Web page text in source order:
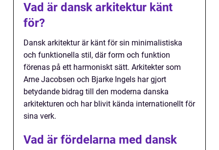
Vad är dansk arkitektur känt
för?
Dansk arkitektur är känt för sin minimalistiska
och funktionella stil, där form och funktion
förenas på ett harmoniskt sätt. Arkitekter som
Arne Jacobsen och Bjarke Ingels har gjort
betydande bidrag till den moderna danska
arkitekturen och har blivit kända internationellt för
sina verk.
Vad är fördelarna med dansk